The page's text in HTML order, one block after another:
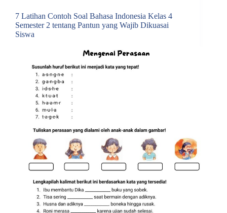
7 Latihan Contoh Soal Bahasa Indonesia Kelas 4
Semester 2 tentang Pantun yang Wajib Dikuasai
Siswa